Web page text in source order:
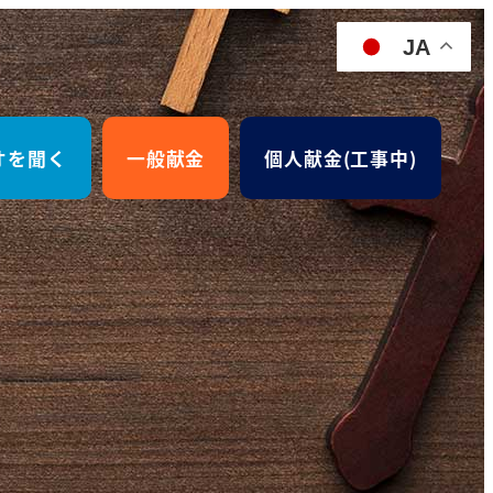
聞く 一般献金 個人献金(工事中)
JA